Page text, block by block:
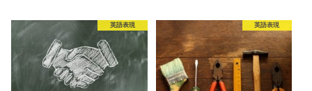
英語表現 英語表現